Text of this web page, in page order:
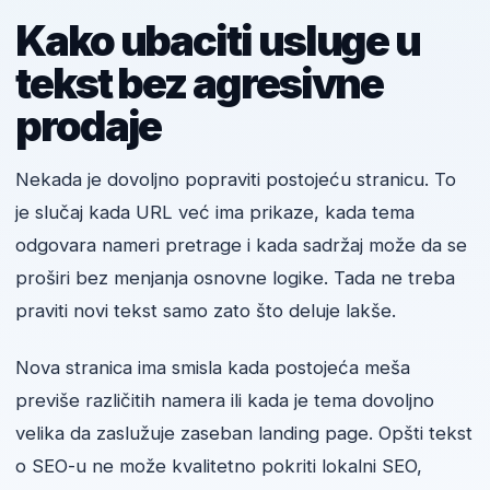
Kako ubaciti usluge u
tekst bez agresivne
prodaje
Nekada je dovoljno popraviti postojeću stranicu. To
je slučaj kada URL već ima prikaze, kada tema
odgovara nameri pretrage i kada sadržaj može da se
proširi bez menjanja osnovne logike. Tada ne treba
praviti novi tekst samo zato što deluje lakše.
Nova stranica ima smisla kada postojeća meša
previše različitih namera ili kada je tema dovoljno
velika da zaslužuje zaseban landing page. Opšti tekst
o SEO-u ne može kvalitetno pokriti lokalni SEO,